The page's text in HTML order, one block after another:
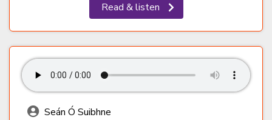
Read & listen
Seán Ó Suibhne